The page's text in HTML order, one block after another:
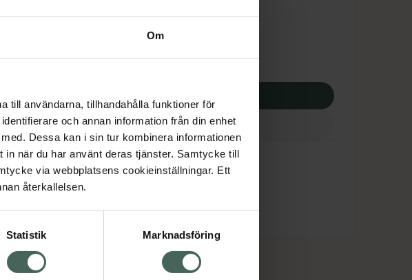
Om
till användarna, tillhandahålla funktioner för
och annan information från din enhet
Dessa kan i sin tur kombinera informationen
in när du har använt deras tjänster. Samtycke till
via webbplatsens cookieinställningar. Ett
återkallelsen.
Statistik Marknadsföring
91,68 kr
I apotek:91,68 kr
Köp via ditt recept
erbjudanden
Om recept och läkemedel